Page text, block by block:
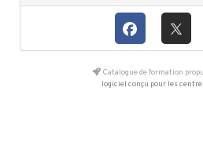
Catalogue de formation
logiciel conçu pour les